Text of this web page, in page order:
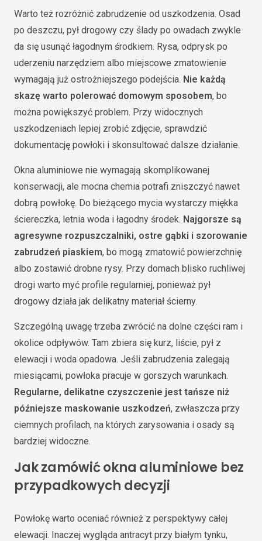
Warto też rozróżnić zabrudzenie od uszkodzenia. Osad
po deszczu, pył drogowy czy ślady po owadach zwykle
da się usunąć łagodnym środkiem. Rysa, odprysk po
uderzeniu narzędziem albo miejscowe zmatowienie
wymagają już ostrożniejszego podejścia. Nie każdą
skazę warto polerować domowym sposobem, bo
można powiększyć problem. Przy widocznych
uszkodzeniach lepiej zrobić zdjęcie, sprawdzić
dokumentację powłoki i skonsultować dalsze działanie.
Okna aluminiowe nie wymagają skomplikowanej
konserwacji, ale mocna chemia potrafi zniszczyć nawet
dobrą powłokę. Do bieżącego mycia wystarczy miękka
ściereczka, letnia woda i łagodny środek. Najgorsze są
agresywne rozpuszczalniki, ostre gąbki i szorowanie
zabrudzeń piaskiem, bo mogą zmatowić powierzchnię
albo zostawić drobne rysy. Przy domach blisko ruchliwej
drogi warto myć profile regularniej, ponieważ pył
drogowy działa jak delikatny materiał ścierny.
Szczególną uwagę trzeba zwrócić na dolne części ram i
okolice odpływów. Tam zbiera się kurz, liście, pył z
elewacji i woda opadowa. Jeśli zabrudzenia zalegają
miesiącami, powłoka pracuje w gorszych warunkach.
Regularne, delikatne czyszczenie jest tańsze niż
późniejsze maskowanie uszkodzeń, zwłaszcza przy
ciemnych profilach, na których zarysowania i osady są
bardziej widoczne.
Jak zamówić okna aluminiowe bez
przypadkowych decyzji
Powłokę warto oceniać również z perspektywy całej
elewacji. Inaczej wygląda antracyt przy białym tynku,